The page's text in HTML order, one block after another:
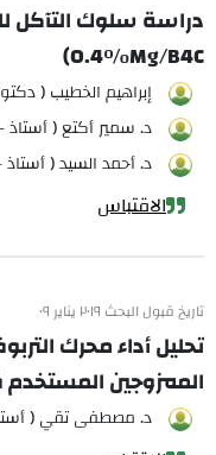
0.4%Mg/B4C)
إبراهيم الخطيب (
د. سمير أكتع (
د. أحمد السيد (
الاقتباس
تاريخ قبول البحث ٢٠١٩ يناير ٠٩
تحليل أداء محرك
الممزوجين المستخدم
د. مصطفى تقي (